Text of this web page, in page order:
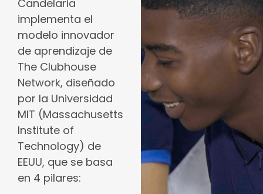
Candelaria
implementa el
modelo innovador
de aprendizaje de
The Clubhouse
Network, diseñado
por la Universidad
MIT (Massachusetts
Institute of
Technology) de
EEUU, que se basa
en 4 pilares: